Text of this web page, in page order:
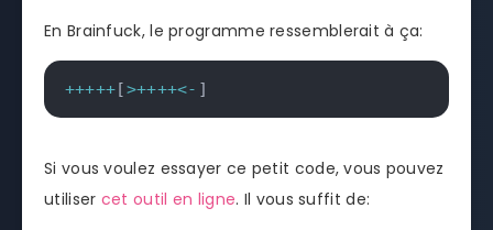
En Brainfuck, le programme ressemblerait à ça:
+++++[>++++<- ]
Si vous voulez essayer ce petit code, vous pouvez
utiliser cet outil en ligne. Il vous suffit de: